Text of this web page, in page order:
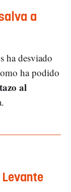
a
ha desviado
ha podido
al